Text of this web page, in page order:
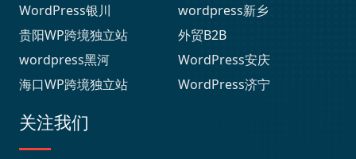
WordPress银川
wordpress新乡
贵阳WP跨境独立站
外贸B2B
wordpress黑河
WordPress安庆
海口WP跨境独立站
WordPress济宁
关注我们